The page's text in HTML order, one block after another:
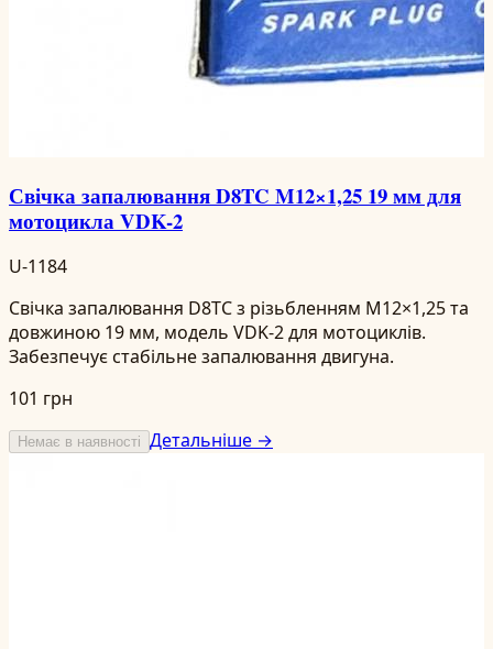
Свічка запалювання D8TC M12×1,25 19 мм для
мотоцикла VDK-2
U-1184
Свічка запалювання D8TC з різьбленням M12×1,25 та
довжиною 19 мм, модель VDK-2 для мотоциклів.
Забезпечує стабільне запалювання двигуна.
101 грн
Немає в наявності Детальніше →